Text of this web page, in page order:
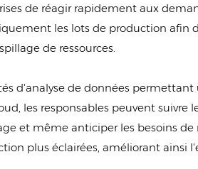
de réagir rapidement aux
les lots de production afin
de ressources.
d'analyse de données
les responsables peuvent suivre
et même anticiper les besoins de
plus éclairées, améliorant ainsi